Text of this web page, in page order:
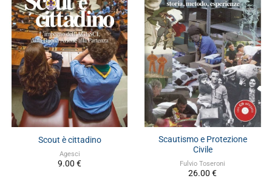
Scout è cittadino
Agesci
9.00 €
Scautismo e Protezione
Civile
Fulvio Toseroni
26.00 €